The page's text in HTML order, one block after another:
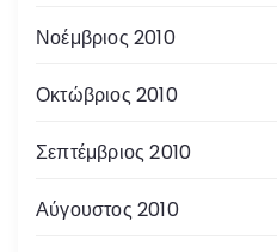
Νοέμβριος 2010
Οκτώβριος 2010
Σεπτέμβριος 2010
Αύγουστος 2010